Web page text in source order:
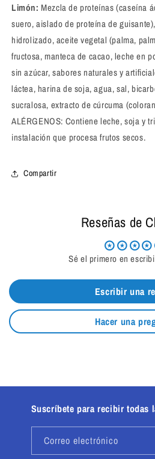
Limón: Mezcla de proteínas (caseína
suero, aislado de proteína de
hidrolizado, aceite vegetal (palma,
fructosa, manteca de cacao, leche en
sin azúcar, sabores naturales y
láctea, harina de soja, agua, sal,
sucralosa, extracto de cúrcuma
ALÉRGENOS: Contiene leche, soja y
instalación que procesa frutos secos.
Compartir
Reseñas de
Sé el primero en
Escribir una
Hacer una
Suscríbete para recibir todas
Correo electrónico